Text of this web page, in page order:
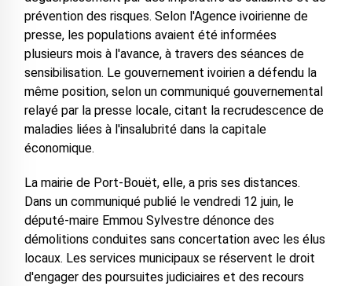
prévention des risques. Selon l'Agence ivoirienne de
presse, les populations avaient été informées
plusieurs mois à l'avance, à travers des séances de
sensibilisation. Le gouvernement ivoirien a défendu la
même position, selon un communiqué gouvernemental
relayé par la presse locale, citant la recrudescence de
maladies liées à l'insalubrité dans la capitale
économique.
La mairie de Port-Bouët, elle, a pris ses distances.
Dans un communiqué publié le vendredi 12 juin, le
député-maire Emmou Sylvestre dénonce des
démolitions conduites sans concertation avec les élus
locaux. Les services municipaux se réservent le droit
d'engager des poursuites judiciaires et des recours